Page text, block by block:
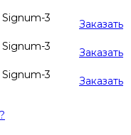
3
Заказать
3
Заказать
3
Заказать